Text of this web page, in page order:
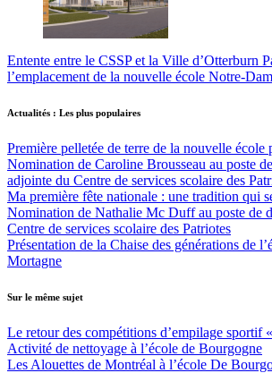
Entente entre le CSSP et la Ville d’Otterburn
l’emplacement de la nouvelle école Notre-
Actualités : Les plus populaires
Première pelletée de terre de la nouvelle école
Nomination de Caroline Brousseau au poste
adjointe du Centre de services scolaire des
Ma première fête nationale : une tradition qui
Nomination de Nathalie Mc Duff au poste de
Centre de services scolaire des Patriotes
Présentation de la Chaise des générations de
Mortagne
Sur le même sujet
Le retour des compétitions d’empilage sportif
Activité de nettoyage à l’école de Bourgogne
Les Alouettes de Montréal à l’école De